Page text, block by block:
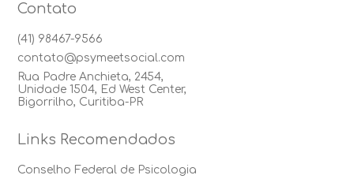
Contato
(41) 98467-9566
contato@psymeetsocial.com
Rua Padre Anchieta, 2454,
Unidade 1504, Ed West Center,
Bigorrilho, Curitiba-PR
Links Recomendados
Conselho Federal de Psicologia